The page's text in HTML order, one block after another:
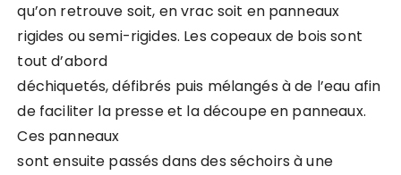
qu’on retrouve soit, en vrac soit en panneaux
rigides ou semi-rigides. Les copeaux de bois sont
tout d’abord
déchiquetés, défibrés puis mélangés à de l’eau afin
de faciliter la presse et la découpe en panneaux.
Ces panneaux
sont ensuite passés dans des séchoirs à une